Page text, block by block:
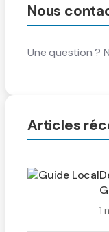
Nous
Une question ?
Articles
1